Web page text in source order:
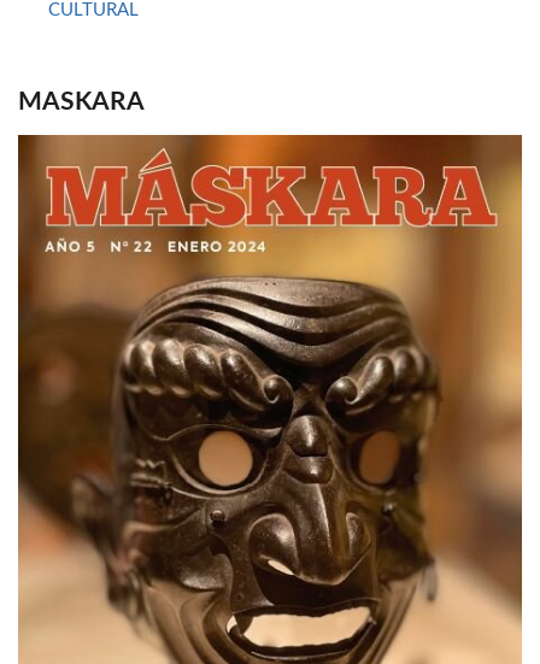
CULTURAL
MASKARA